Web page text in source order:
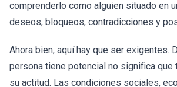
comprenderlo como alguien situado en
deseos, bloqueos, contradicciones y
Ahora bien, aquí hay que ser exigentes.
persona tiene potencial no significa que
su actitud. Las condiciones sociales,